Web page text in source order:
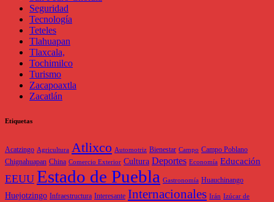
Seguridad
Tecnología
Teteles
Tlahuapan
Tlaxcala,
Tochimilco
Turismo
Zacapoaxtla
Zacatlán
Etiquetas
Acatzingo Agricultura Atlixco Automotriz Bienestar Campo Campo Poblano
Chignahuapan China Comercio Exterior Cultura Deportes Economía Educación
EEUU Estado de Puebla Gastronomía Huauchinango
Huejotzingo Infraestructura Interesante Internacionales Irán Izúcar de